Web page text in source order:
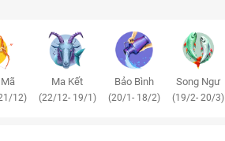
12)
Ma Kết
(22/12- 19/1)
Bảo Bình
(20/1- 18/2)
Song Ngư
(19/2- 20/3)